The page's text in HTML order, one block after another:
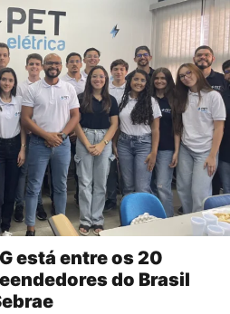
está entre os 20
do Brasil